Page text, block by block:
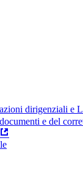
dirigenziali e
e del